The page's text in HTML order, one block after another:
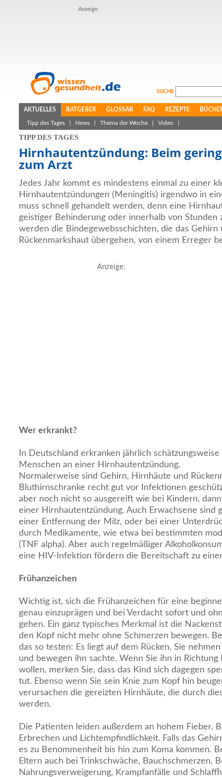
Anzeige:
SUCHE
AKTUELLES RATGEBER GLOSSAR FAQ REZEPTE
Tipp des Tages News Thema der Woche Video
TIPP DES TAGES
Hirnhautentzündung: Beim
zum Arzt
Jedes Jahr kommt es mindestens einmal zu einer
Hirnhautentzündungen (Meningitis) irgendwo in
muss schnell gehandelt werden, denn eine
geistiger Behinderung oder innerhalb von Stunden
werden die Bindegewebsschichten, die das Gehirn
Rückenmarkshaut übergehen, von einem Erreger
Anzeige:
Wer erkrankt?
In Deutschland erkranken jährlich
Menschen an einer Hirnhautentzündung.
Normalerweise sind Gehirn, Hirnhäute und
Bluthirnschranke recht gut vor Infektionen
aber noch nicht so ausgereift wie bei Kindern,
einer Hirnhautentzündung. Auch Erwachsene sind
einer Entfernung der Milz, oder bei einer
durch Medikamente, wie etwa bei bestimmten
(TNF alpha). Aber auch regelmäßiger
eine HIV-Infektion fördern die Bereitschaft zu
Frühanzeichen
Wichtig ist, sich die Frühanzeichen für eine
genau einzuprägen und bei Verdacht sofort und
gehen. Ein ganz typisches Merkmal ist die
den Kopf nicht mehr ohne Schmerzen bewegen.
das so testen: Es liegt auf dem Rücken, Sie
und bewegen ihn sachte. Wenn Sie ihn in
wollen, merken Sie, dass das Kind sich dagegen
tut. Ebenso wenn Sie sein Knie zum Kopf hin
verursachen die gereizten Hirnhäute, die durch
werden.
Die Patienten leiden außerdem an hohem Fieber,
Erbrechen und Lichtempfindlichkeit. Falls das
es zu Benommenheit bis hin zum Koma kommen.
Eltern auch bei Trinkschwäche, Bauchschmerzen,
Nahrungsverweigerung, Krampfanfälle und